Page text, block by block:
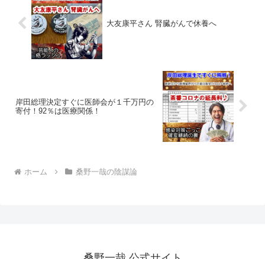
大友康平さん 腎臓がんで休養へ
岸田総理決定すぐに医師会が１千万円の
寄付！92％は医療関係！
ホーム 桑野一哉の陰謀論